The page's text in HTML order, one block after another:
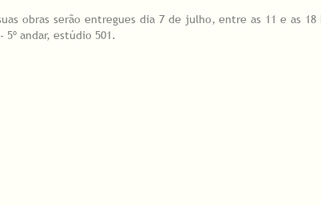
obras serão entregues dia 7 de julho, entre as 11 e as
5º andar, estúdio 501.